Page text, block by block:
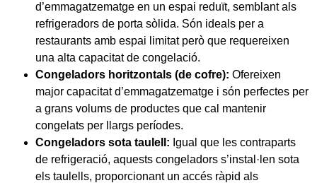
d’emmagatzematge en un espai reduït, semblant als
refrigeradors de porta sòlida. Són ideals per a
restaurants amb espai limitat però que requereixen
una alta capacitat de congelació.
Congeladors horitzontals (de cofre): Ofereixen
major capacitat d’emmagatzematge i són perfectes per
a grans volums de productes que cal mantenir
congelats per llargs períodes.
Congeladors sota taulell: Igual que les contraparts
de refrigeració, aquests congeladors s’instal·len sota
els taulells, proporcionant un accés ràpid als